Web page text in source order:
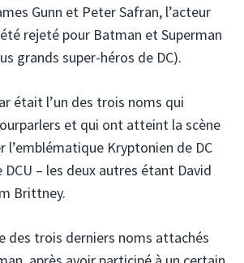
Gunn et Peter Safran, l’acteur
rejeté pour Batman et Superman
grands super-héros de DC).
était l’un des trois noms qui
et qui ont atteint la scène
l’emblématique Kryptonien de DC
DCU – les deux autres étant David
Brittney.
des trois derniers noms attachés